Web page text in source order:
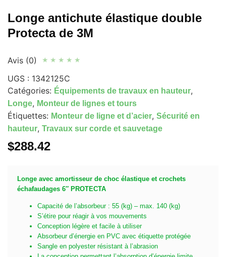
Longe antichute élastique double
Protecta de 3M
Avis (0) ★ ★ ★ ★ ★
UGS : 1342125C
Catégories: Équipements de travaux en hauteur,
Longe, Monteur de lignes et tours
Étiquettes: Monteur de ligne et d’acier, Sécurité en
hauteur, Travaux sur corde et sauvetage
$288.42
Longe avec amortisseur de choc élastique et crochets
échafaudages 6″ PROTECTA
Capacité de l’absorbeur : 55 (kg) – max. 140 (kg)
S’étire pour réagir à vos mouvements
Conception légère et facile à utiliser
Absorbeur d’énergie en PVC avec étiquette protégée
Sangle en polyester résistant à l’abrasion